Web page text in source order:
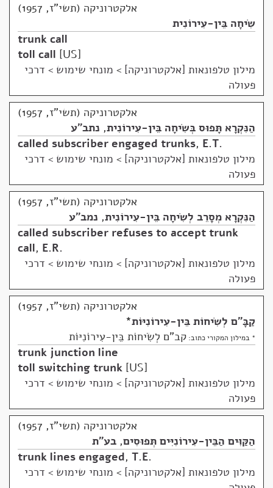
אלקטרוניקה (תשי"ז, 1957)
שִׂיחָה בֵּין-עִירוֹנִית
trunk call
toll call US
מילון טלפונאות [אלקטרוניקה] > מונחי שימוש > דרכי
פעולה
אלקטרוניקה (תשי"ז, 1957)
הַנִּקְרָא תָּפוּס בְּשִׂיחָה בֵּין-עִירוֹנִית, נתב"ע
called subscriber engaged trunks, E.T.
מילון טלפונאות [אלקטרוניקה] > מונחי שימוש > דרכי
פעולה
אלקטרוניקה (תשי"ז, 1957)
הַנִּקְרָא מְסָרֵב לְשִׂיחָה בֵּין-עִירוֹנִית, נמב"ע
called subscriber refuses to accept trunk
call, E.R.
מילון טלפונאות [אלקטרוניקה] > מונחי שימוש > דרכי
פעולה
אלקטרוניקה (תשי"ז, 1957)
קַבָּ"ם לְשִׂיחוֹת בֵּין-עִירוֹנִיּוֹת*
* במילון המקורי כתוב: קב"ם לְשִׂיחוֹת בֵּין-עִירוֹנִיּוֹת
trunk junction line
toll switching trunk US
מילון טלפונאות [אלקטרוניקה] > מונחי שימוש > דרכי
פעולה
אלקטרוניקה (תשי"ז, 1957)
הַקַּוִּים הַבֵּין-עִירוֹנִיִּים תְּפוּסִים, בע"ת
trunk lines engaged, T.E.
מילון טלפונאות [אלקטרוניקה] > מונחי שימוש > דרכי